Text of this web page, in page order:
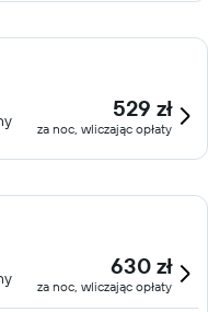
529 zł
za noc, wliczając opłaty
630 zł
za noc, wliczając opłaty